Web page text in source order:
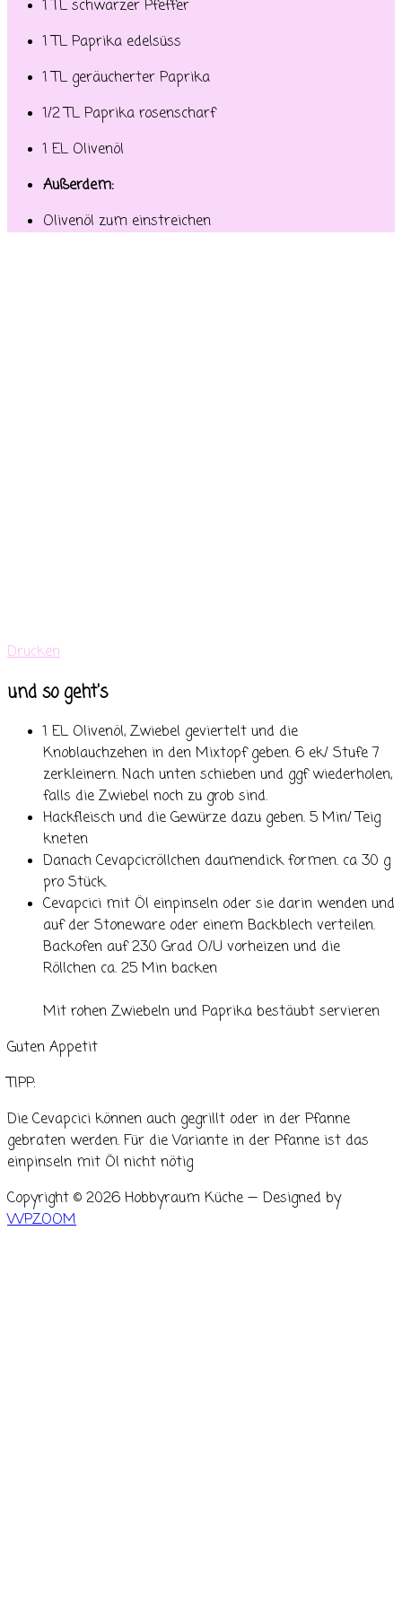
1 TL schwarzer Pfeffer
1 TL Paprika edelsüss
1 TL geräucherter Paprika
1/2 TL Paprika rosenscharf
1 EL Olivenöl
Außerdem:
Olivenöl zum einstreichen
Drucken
und so geht's
1 EL Olivenöl, Zwiebel geviertelt und die
Knoblauchzehen in den Mixtopf geben. 6 ek/ Stufe 7
zerkleinern. Nach unten schieben und ggf wiederholen,
falls die Zwiebel noch zu grob sind.
Hackfleisch und die Gewürze dazu geben. 5 Min/ Teig
kneten
Danach Cevapcicröllchen daumendick formen. ca 30 g
pro Stück.
Cevapcici mit Öl einpinseln oder sie darin wenden und
auf der Stoneware oder einem Backblech verteilen.
Backofen auf 230 Grad O/U vorheizen und die
Röllchen ca. 25 Min backen
Mit rohen Zwiebeln und Paprika bestäubt servieren
Guten Appetit
TIPP:
Die Cevapcici können auch gegrillt oder in der Pfanne
gebraten werden. Für die Variante in der Pfanne ist das
einpinseln mit Öl nicht nötig
Copyright © 2026 Hobbyraum Küche — Designed by
WPZOOM